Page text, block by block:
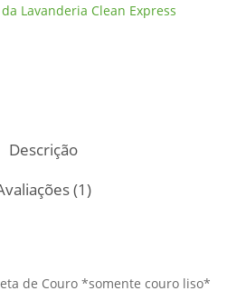
Lavanderia Clean Express
Descrição
(1)
de Couro *somente couro liso*